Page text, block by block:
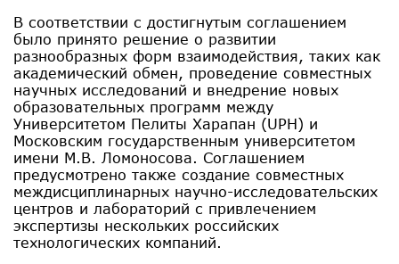
В соответствии с достигнутым соглашением
было принято решение о развитии
разнообразных форм взаимодействия, таких как
академический обмен, проведение совместных
научных исследований и внедрение новых
образовательных программ между
Университетом Пелиты Харапан (UPH) и
Московским государственным университетом
имени М.В. Ломоносова. Соглашением
предусмотрено также создание совместных
междисциплинарных научно-исследовательских
центров и лабораторий с привлечением
экспертизы нескольких российских
технологических компаний.